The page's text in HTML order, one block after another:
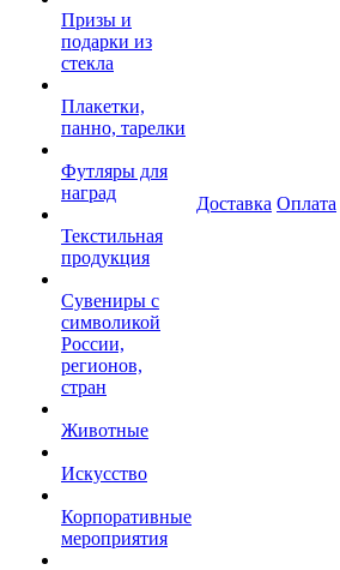
Призы и
подарки из
стекла
Плакетки,
панно, тарелки
Футляры для
наград
Текстильная
продукция
Сувениры с
символикой
России,
регионов,
стран
Животные
Искусство
Корпоративные
мероприятия
Доставка Оплата